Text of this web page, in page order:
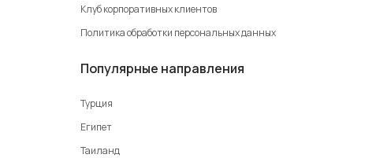
Клуб корпоративных клиентов
Политика обработки персональных данных
Популярные направления
Турция
Египет
Таиланд